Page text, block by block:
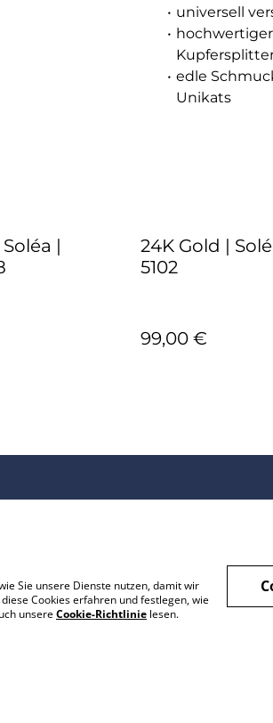
universell
edle
Unikats
|
24K Gold |
5102
99,00 €
me
AGB
Widerrufsbelehrung
Impressum
Sie unsere Dienste nutzen, damit wir
Cookies erfahren und festlegen, wie
unsereCookie-Richtlinie lesen.